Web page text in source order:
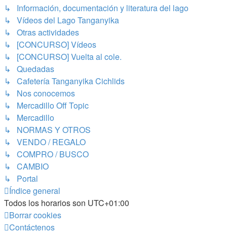
↳ Información, documentación y literatura del lago
↳ Vídeos del Lago Tanganyika
↳ Otras actividades
↳ [CONCURSO] Vídeos
↳ [CONCURSO] Vuelta al cole.
↳ Quedadas
↳ Cafetería Tanganyika Cichlids
↳ Nos conocemos
↳ Mercadillo Off Topic
↳ Mercadillo
↳ NORMAS Y OTROS
↳ VENDO / REGALO
↳ COMPRO / BUSCO
↳ CAMBIO
↳ Portal
Índice general
Todos los horarios son UTC+01:00
Borrar cookies
Contáctenos